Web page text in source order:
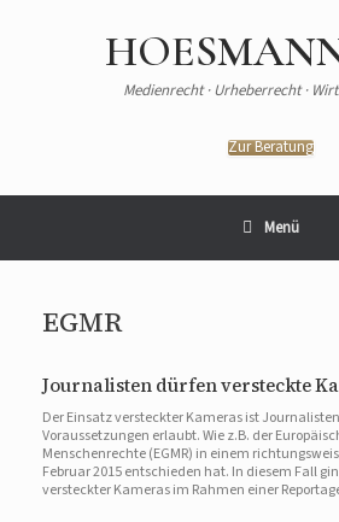
Medienrecht · Urheberrecht ·
Zur Beratung
Menü
EGMR
Journalisten dürfen versteckte
Der Einsatz versteckter Kameras ist
Voraussetzungen erlaubt. Wie z.B. der
Menschenrechte (EGMR) in einem
Februar 2015 entschieden hat. In diesem Fall
versteckter Kameras im Rahmen einer